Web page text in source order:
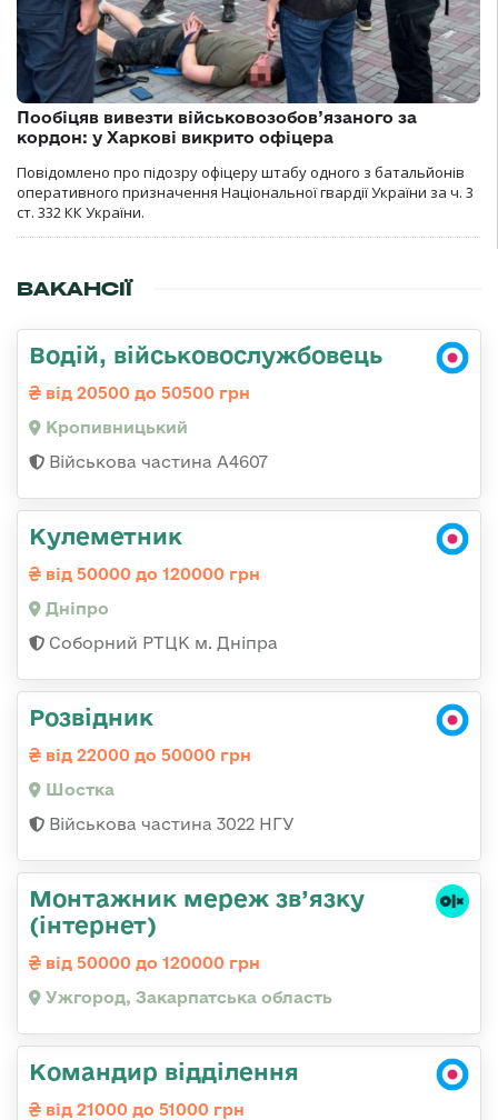
Пообіцяв вивезти військовозобов’язаного за
кордон: у Харкові викрито офіцера
Повідомлено про підозру офіцеру штабу одного з батальйонів
оперативного призначення Національної гвардії України за ч. 3
ст. 332 КК України.
ВАКАНСІЇ
Водій, військовослужбовець
від 20500 до 50500 грн
Кропивницький
Військова частина А4607
Кулеметник
від 50000 до 120000 грн
Дніпро
Соборний РТЦК м. Дніпра
Розвідник
від 22000 до 50000 грн
Шостка
Військова частина 3022 НГУ
Монтажник мереж зв’язку
(інтернет)
від 50000 до 120000 грн
Ужгород, Закарпатська область
Командир відділення
від 21000 до 51000 грн